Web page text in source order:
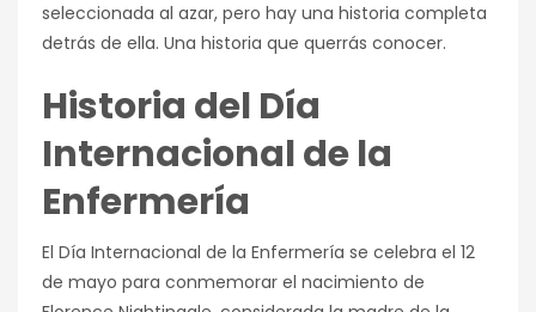
seleccionada al azar, pero hay una historia completa
detrás de ella. Una historia que querrás conocer.
Historia del Día
Internacional de la
Enfermería
El Día Internacional de la Enfermería se celebra el 12
de mayo para conmemorar el nacimiento de